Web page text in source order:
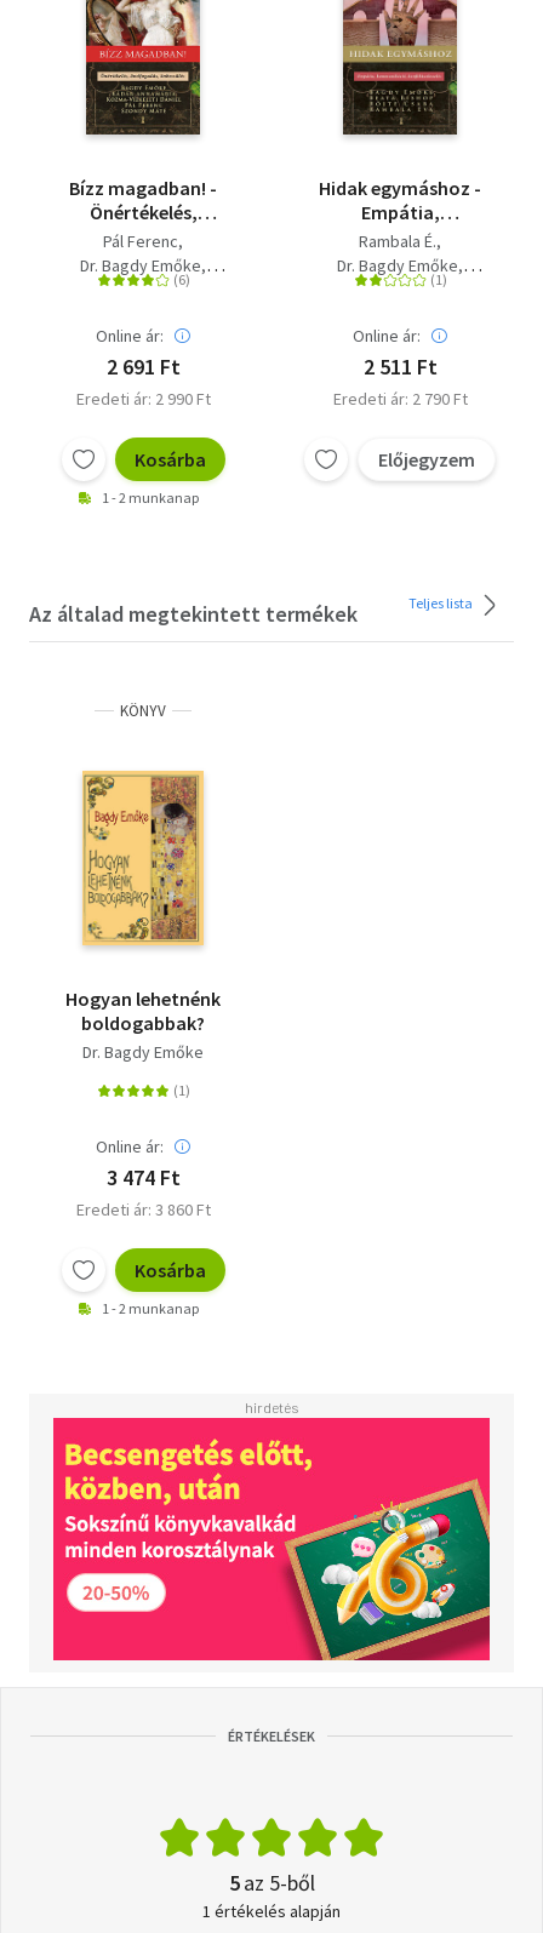
Bízz magadban! -
Önértékelés,
önelfogadás,
önbecsülés
Pál Ferenc
Dr. Bagdy Emőke
Dr. Szondy Máté
Kozma-Vízkeleti Dániel
Online ár:
2 691 Ft
Eredeti ár: 2 990 Ft
Kosárba
1 - 2 munkanap
Hidak egymáshoz -
Empátia,
kommunikáció,
konfliktuskezelés
Rambala É.
Dr. Bagdy Emőke
Böjte Csaba Beata Bishop
Online ár:
2 511 Ft
Eredeti ár: 2 790 Ft
Előjegyzem
Az általad megtekintett termékek Teljes lista
KÖNYV
Hogyan lehetnénk
boldogabbak?
Dr. Bagdy Emőke
Online ár:
3 474 Ft
Eredeti ár: 3 860 Ft
Kosárba
1 - 2 munkanap
ÉRTÉKELÉSEK
5az 5-ből
1 értékelés alapján